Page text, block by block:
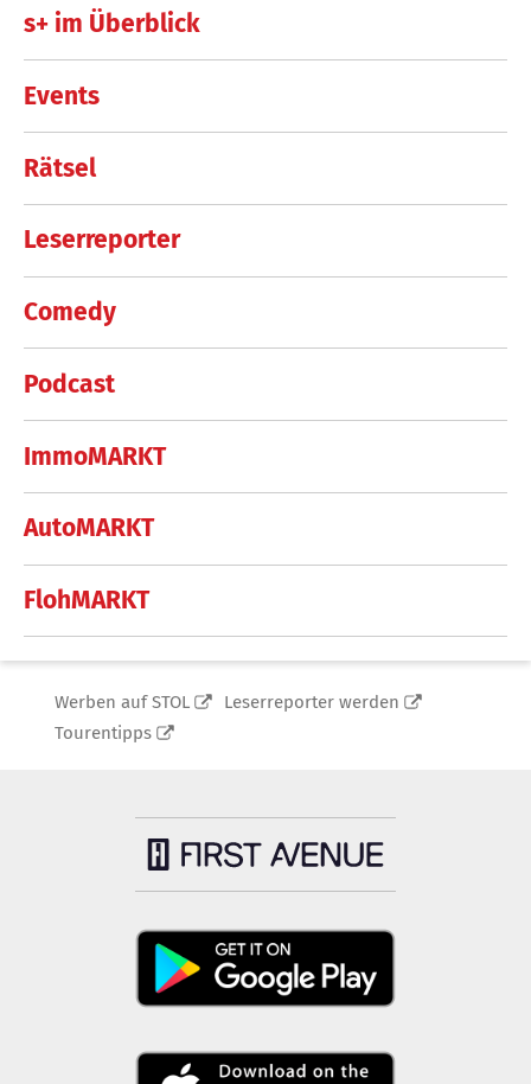
s+ im Überblick
Events
Rätsel
Leserreporter
Comedy
Podcast
ImmoMARKT
AutoMARKT
FlohMARKT
Werben auf STOL
Leserreporter werden
Tourentipps